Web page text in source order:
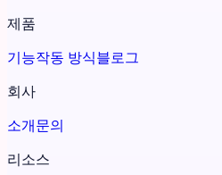
제품
기능작동 방식블로그
회사
소개문의
리소스